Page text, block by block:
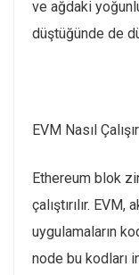
ve ağdaki
düştüğünde de
EVM Nasıl
Ethereum blok
çalıştırılır.
uygulamaların
node bu kodları